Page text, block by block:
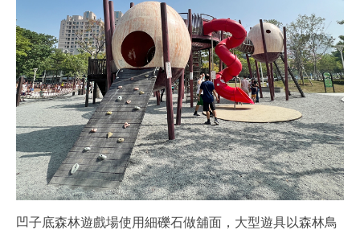
凹子底森林遊戲場使用細礫石做舖面，大型遊具以森林鳥